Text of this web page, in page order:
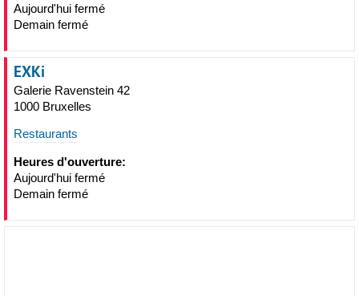
Aujourd'hui fermé
Demain fermé
EXKi
Galerie Ravenstein 42
1000 Bruxelles
Restaurants
Heures d'ouverture:
Aujourd'hui fermé
Demain fermé